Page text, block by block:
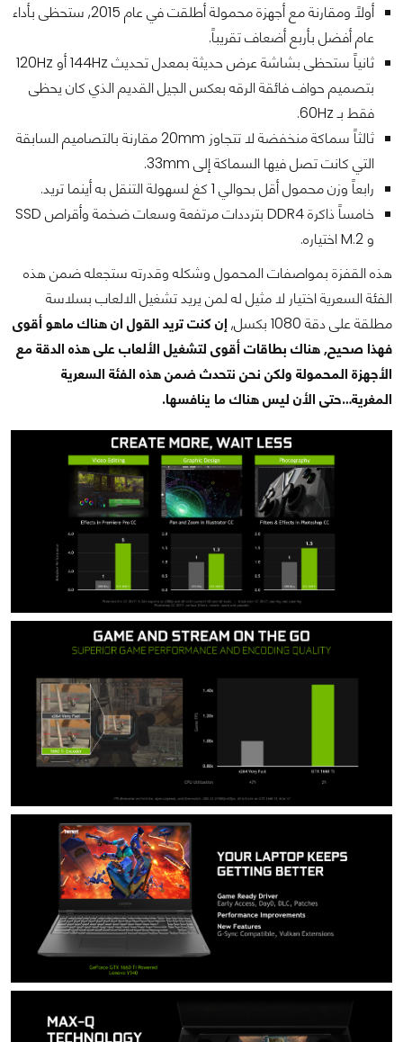
أولاً ومقارنة مع أجهزة محمولة أطلقت في عام 2015, ستحظى بأداء
عام أفضل بأربع أضعاف تقريباً.
ثانياً ستحظى بشاشة عرض حديثة بمعدل تحديث 144Hz أو 120Hz
بتصميم حواف فائقة الرقه بعكس الجيل القديم الذي كان يحظى
فقط بـ 60Hz.
ثالثاً سماكة منخفضة لا تتجاوز 20mm مقارنة بالتصاميم السابقة
التي كانت تصل فيها السماكة إلى 33mm.
رابعاً وزن محمول أقل بحوالي 1 كغ لسهولة التنقل به أينما تريد.
خامساً ذاكرة DDR4 بترددات مرتفعة وسعات ضخمة وأقراص SSD
و M.2 اختياره.
هذه القفزة بمواصفات المحمول وشكله وقدرته ستجعله ضمن هذه
الفئة السعرية اختيار لا مثيل له لمن يريد تشغيل الالعاب بسلاسة
مطلقة على دقة 1080 بكسل,
إن كنت تريد القول ان هناك ماهو أقوى
فهذا صحيح, هناك بطاقات أقوى لتشغيل الألعاب على هذه الدقة مع
الأجهزة المحمولة ولكن نحن نتحدث ضمن هذه الفئة السعرية
المغرية…حتى الأن ليس هناك ما ينافسها.